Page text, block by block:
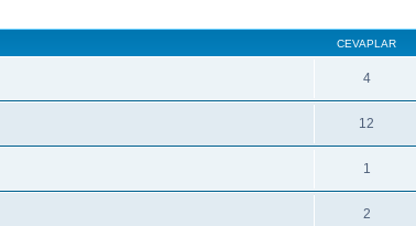
CEVAPLAR
4
12
1
2